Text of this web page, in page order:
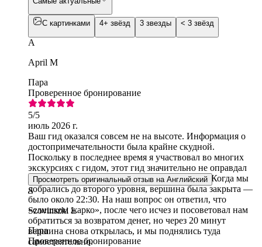
С картинками 4+ звёзд 3 звезды < 3 звёзд
A
April M
Пара
Проверенное бронирование
5/5
июль 2026 г.
Ваш гид оказался совсем не на высоте. Информация о
достопримечательности была крайне скудной.
Поскольку в последнее время я участвовал во многих
экскурсиях с гидом, этот гид значительно не оправдал
моих ожиданий, и я бы его не рекомендовал. Когда мы
добрались до второго уровня, вершина была закрыта —
было около 22:30. На наш вопрос он ответил, что
«слишком жарко», после чего исчез и посоветовал нам
обратиться за возвратом денег, но через 20 минут
вершина снова открылась, и мы поднялись туда
самостоятельно.
Просмотреть оригинальный отзыв на Английский
S
Szovinszki L
Пара
Проверенное бронирование